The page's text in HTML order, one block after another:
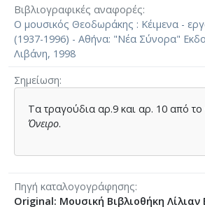
Βιβλιογραφικές αναφορές
Ο μουσικός Θεοδωράκης : Κέιμενα -
(1937-1996) - Αθήνα: "Νέα Σύνορα"
Λιβάνη, 1998
Σημείωση
Τα τραγούδια αρ.9 και αρ. 10 από
Όνειρο.
Πηγή καταλογογράφησης
Original: Μουσική Βιβλιοθήκη